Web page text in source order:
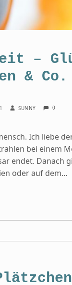
–
& Co.
SUNNY 0
Ich liebe
bei einem
endet. Danach
oder auf dem…